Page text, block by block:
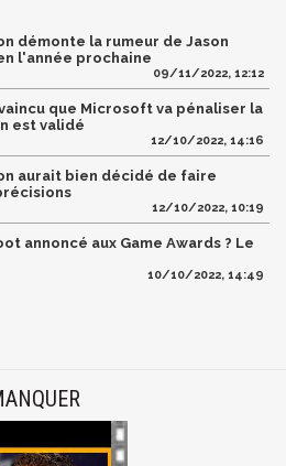
démonte la rumeur de Jason
l'année prochaine
09/11/2022, 12:12
que Microsoft va pénaliser la
est validé
12/10/2022, 14:16
aurait bien décidé de faire
12/10/2022, 10:19
annoncé aux Game Awards ? Le
10/10/2022, 14:49